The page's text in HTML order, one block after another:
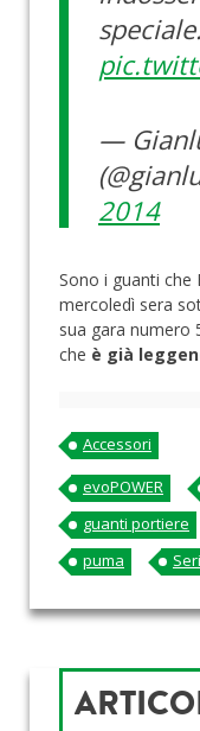
speciale.
—
2014
Sono i guanti
mercoledì sera
sua gara numero
che è già
Accessori
evoPOWER
guanti portiere
puma